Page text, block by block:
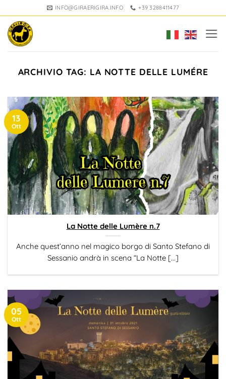
contenuti
INFO@GIRAERIGIRA.INFO +39 3288411477
ARCHIVIO TAG: LA NOTTE DELLE LUMÉRE
La Notte delle Lumère n.7
Anche quest’anno nel magico borgo di Santo Stefano di
Sessanio andrà in scena “La Notte [...]
13
Ott
05
Ott